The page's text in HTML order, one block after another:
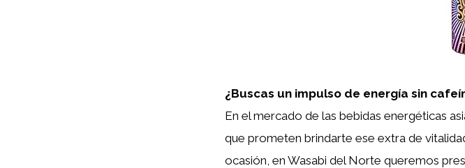
¿Buscas un impulso de energía sin
En el mercado de las bebidas energéticas
que prometen brindarte ese extra de
ocasión, en Wasabi del Norte queremos